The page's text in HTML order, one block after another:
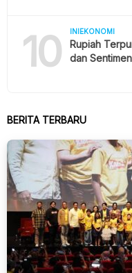
10 INIEKONOMI
Rupiah
dan
BERITA TERBARU